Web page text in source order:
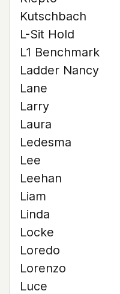
Kutschbach
L-Sit Hold
L1 Benchmark
Ladder Nancy
Lane
Larry
Laura
Ledesma
Lee
Leehan
Liam
Linda
Locke
Loredo
Lorenzo
Luce